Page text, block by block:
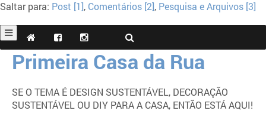
Saltar para: Post [1], Comentários [2], Pesquisa e Arquivos [3]
Primeira Casa da Rua
SE O TEMA É DESIGN SUSTENTÁVEL, DECORAÇÃO
SUSTENTÁVEL OU DIY PARA A CASA, ENTÃO ESTÁ AQUI!